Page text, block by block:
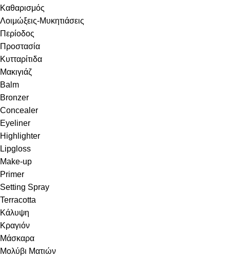
Καθαρισμός
Λοιμώξεις-Μυκητιάσεις
Περίοδος
Προστασία
Κυτταρίτιδα
Μακιγιάζ
Balm
Bronzer
Concealer
Eyeliner
Highlighter
Lipgloss
Make-up
Primer
Setting Spray
Terracotta
Κάλυψη
Κραγιόν
Μάσκαρα
Μολύβι Ματιών